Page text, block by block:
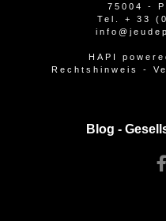
75004 -
Tel. + 33
HAPI
Rechtshinweis
-
Blog -